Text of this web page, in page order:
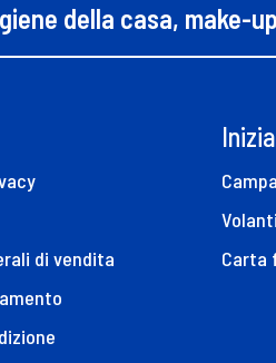
della casa,
di vendita
Carta